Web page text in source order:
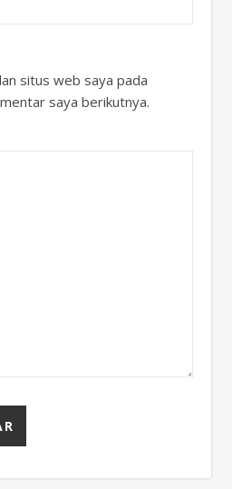
situs web saya pada
saya berikutnya.